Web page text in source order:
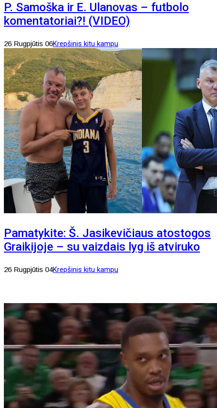
P. Samoška ir E. Ulanovas – futbolo
komentatoriai?! (VIDEO)
26 Rugpjūtis 06Krepšinis kitu kampu
Pamatykite: Š. Jasikevičiaus atostogos
Graikijoje – su vaizdais lyg iš atviruko
26 Rugpjūtis 04Krepšinis kitu kampu